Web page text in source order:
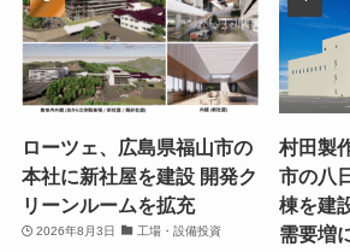
ローツェ、広島県福山市の
本社に新社屋を建設 開発ク
リーンルームを拡充
2026年8月3日 工場・設備投資
村田製
市の八
棟を建
需要増